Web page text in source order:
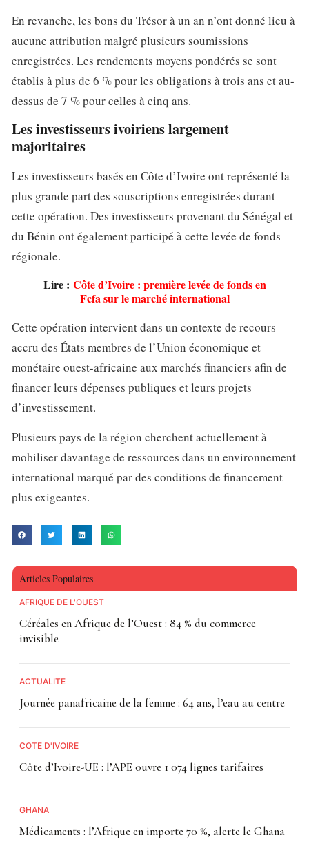
En revanche, les bons du Trésor à un an n’ont donné lieu à
aucune attribution malgré plusieurs soumissions
enregistrées. Les rendements moyens pondérés se sont
établis à plus de 6 % pour les obligations à trois ans et au-
dessus de 7 % pour celles à cinq ans.
Les investisseurs ivoiriens largement
majoritaires
Les investisseurs basés en Côte d’Ivoire ont représenté la
plus grande part des souscriptions enregistrées durant
cette opération. Des investisseurs provenant du Sénégal et
du Bénin ont également participé à cette levée de fonds
régionale.
Lire : Côte d’Ivoire : première levée de fonds en
Fcfa sur le marché international
Cette opération intervient dans un contexte de recours
accru des États membres de l’Union économique et
monétaire ouest-africaine aux marchés financiers afin de
financer leurs dépenses publiques et leurs projets
d’investissement.
Plusieurs pays de la région cherchent actuellement à
mobiliser davantage de ressources dans un environnement
international marqué par des conditions de financement
plus exigeantes.
Articles Populaires
AFRIQUE DE L'OUEST
Céréales en Afrique de l’Ouest : 84 % du commerce
invisible
ACTUALITE
Journée panafricaine de la femme : 64 ans, l’eau au centre
CÔTE D'IVOIRE
Côte d’Ivoire-UE : l’APE ouvre 1 074 lignes tarifaires
GHANA
Médicaments : l’Afrique en importe 70 %, alerte le Ghana